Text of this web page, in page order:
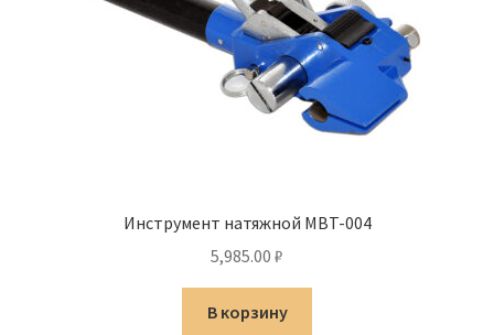
Инструмент натяжной MBT-004
5,985.00 ₽
В корзину